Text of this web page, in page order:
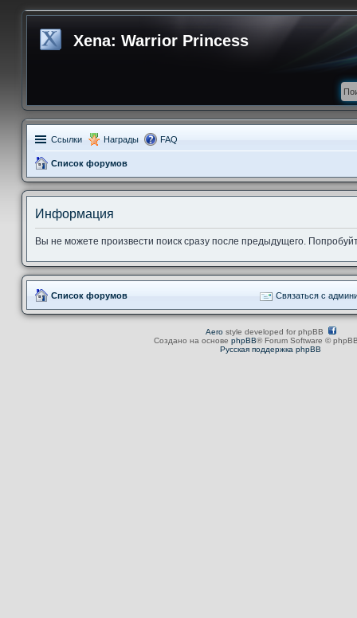
Xena: Warrior Princess
Ссылки Награды FAQ
Список форумов
Информация
Вы не можете произвести поиск сразу после предыдущего.
Список форумов Связаться с
Aerostyle developed for phpBB
Создано на основе phpBB® Forum Software ©
Русская поддержка phpBB